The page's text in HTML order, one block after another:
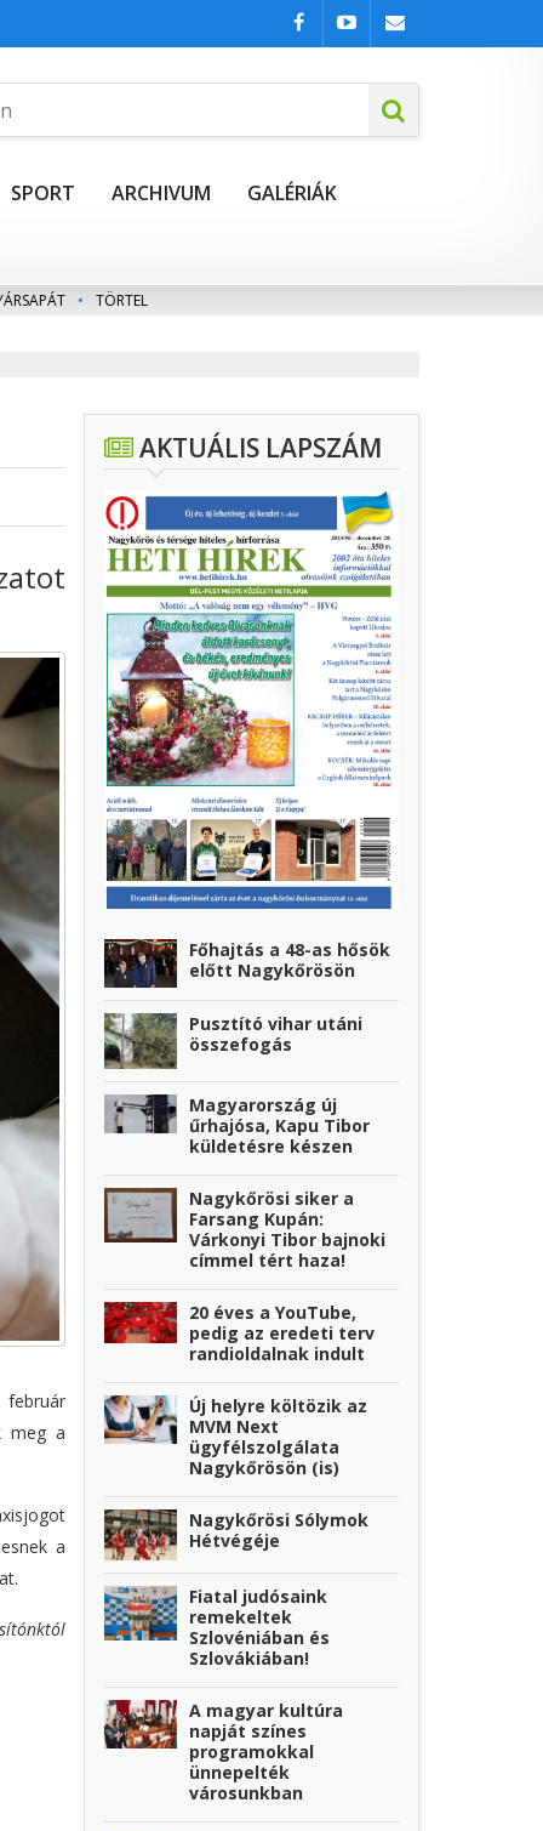
SPORT ARCHIVUM GALÉRIÁK
• TÖRTEL
február
meg a
a
AKTUÁLIS LAPSZÁM
Főhajtás a 48-as hősök
előtt Nagykőrösön
Pusztító vihar utáni
összefogás
Magyarország új
űrhajósa, Kapu Tibor
küldetésre készen
Nagykőrösi siker a
Farsang Kupán:
Várkonyi Tibor bajnoki
címmel tért haza!
20 éves a YouTube,
pedig az eredeti terv
randioldalnak indult
Új helyre költözik az
MVM Next
ügyfélszolgálata
Nagykőrösön (is)
Nagykőrösi Sólymok
Hétvégéje
Fiatal judósaink
remekeltek
Szlovéniában és
Szlovákiában!
A magyar kultúra
napját színes
programokkal
ünnepelték
városunkban